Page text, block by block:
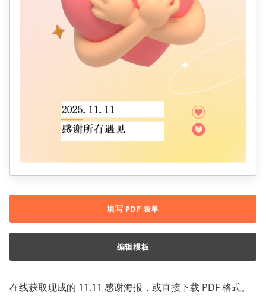
在线获取现成的 11.11 感谢海报，或直接下载 PDF 格式。
填写 PDF 表单
编辑模板